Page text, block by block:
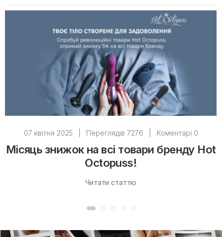
07 квітня 2025 Переглядів 7276 Коментарі 0
Місяць знижок на всі товари бренду Hot
Octopuss!
Читати статтю